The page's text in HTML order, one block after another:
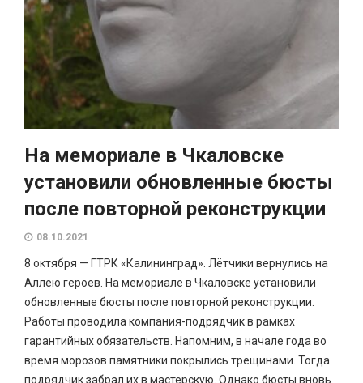
На мемориале в Чкаловске
установили обновленные бюсты
после повторной реконструкции
08.10.2021
8 октября — ГТРК «Калининград». Лётчики вернулись на
Аллею героев. На мемориале в Чкаловске установили
обновленные бюсты после повторной реконструкции.
Работы проводила компания-подрядчик в рамках
гарантийных обязательств. Напомним, в начале года во
время морозов памятники покрылись трещинами. Тогда
подрядчик забрал их в мастерскую. Однако бюсты вновь